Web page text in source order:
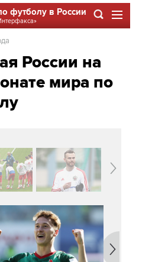
футболу в России
России на
мира по